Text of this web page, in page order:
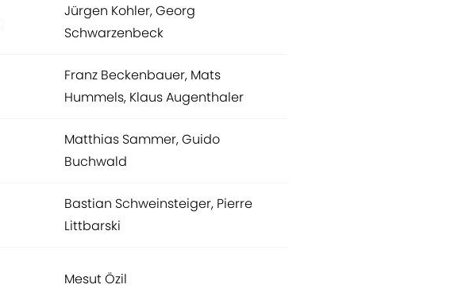
Jürgen Kohler, Georg
Schwarzenbeck
Franz Beckenbauer, Mats
Hummels, Klaus Augenthaler
Matthias Sammer, Guido
Buchwald
Bastian Schweinsteiger, Pierre
Littbarski
Mesut Özil